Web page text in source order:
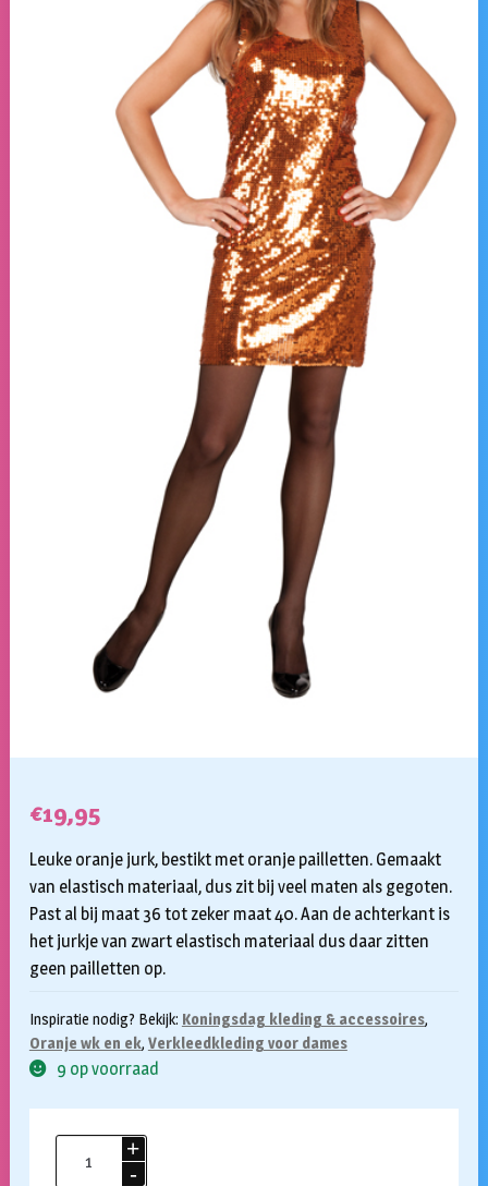
€19,95
Leuke oranje jurk, bestikt met oranje pailletten. Gemaakt
van elastisch materiaal, dus zit bij veel maten als gegoten.
Past al bij maat 36 tot zeker maat 40. Aan de achterkant is
het jurkje van zwart elastisch materiaal dus daar zitten
geen pailletten op.
Inspiratie nodig? Bekijk: Koningsdag kleding & accessoires,
Oranje wk en ek, Verkleedkleding voor dames
9 op voorraad
glitterjurk